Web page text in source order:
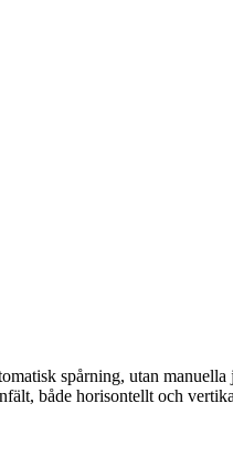
spårning, utan
både horisontellt och